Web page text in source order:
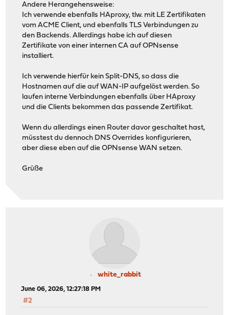
Andere Herangehensweise:
Ich verwende ebenfalls HAproxy, tlw. mit LE Zertifikaten
vom ACME Client, und ebenfalls TLS Verbindungen zu
den Backends. Allerdings habe ich auf diesen
Zertifikate von einer internen CA auf OPNsense
installiert.
Ich verwende hierfür kein Split-DNS, so dass die
Hostnamen auf die auf WAN-IP aufgelöst werden. So
laufen interne Verbindungen ebenfalls über HAproxy
und die Clients bekommen das passende Zertifikat.
Wenn du allerdings einen Router davor geschaltet hast,
müsstest du dennoch DNS Overrides konfigurieren,
aber diese eben auf die OPNsense WAN setzen.
Grüße
white_rabbit
June 06, 2026, 12:27:18 PM
#2